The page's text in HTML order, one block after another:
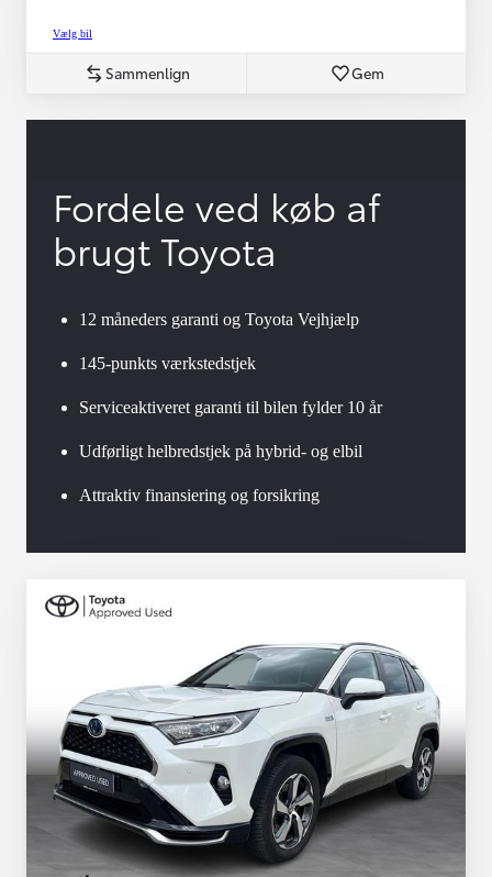
Vælg bil
Sammenlign Gem
Fordele ved køb af
brugt Toyota
12 måneders garanti og Toyota Vejhjælp
145-punkts værkstedstjek
Serviceaktiveret garanti til bilen fylder 10 år
Udførligt helbredstjek på hybrid- og elbil
Attraktiv finansiering og forsikring